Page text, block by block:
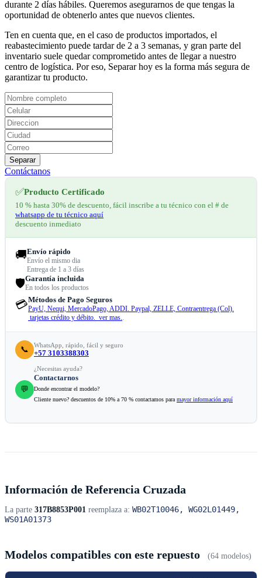
durante 2 días hábiles. Queremos asegurarnos de que tengas la
oportunidad de obtenerlo antes que nuevos clientes.
Ten en cuenta que, en el caso de productos importados, el
reabastecimiento puede tardar de 2 a 3 semanas, y gran parte del
inventario suele quedar comprometido antes de llegar a nuestro
centro de logística. Por eso, Separar hoy es la forma más segura de
garantizar tu producto.
Separar
Contáctanos
✅Producto Certificado
10 % hasta 30% de descuento, fácil inscribe a tu técnico con el # de
whatsapp de tu técnico aquí
descuento inmediato
🚚Envío rápido
Envío el mismo dia
Entrega de 1 a 3 días
🛡️Garantía incluida
En todos los productos
💳Métodos de Pago Seguros
PayU, Nequi, MercadoPago, ADDI. Paypal, ZELLE, Contraentrega (Col).
tarjetas crédito y débito. ver mas..
📞 WhatsApp, rápido, fácil y seguro
+57 3103388303
💬
¿Necesitas ayuda?
Contactarnos
Donde encontrar el modelo?
Cliente nuevo? descuentos de 10% a 70 % contactamos para mayor información aquí
Información de Referencia Cruzada
La parte 317B8853P001 reemplaza a: WB02T10046, WG02L01449,
WS01A01373
Modelos compatibles con este repuesto (64 modelos)